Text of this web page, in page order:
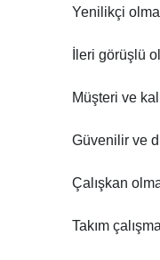
Yenilikçi
İleri görüşlü
Müşteri ve
Güvenilir ve
Çalışkan
Takım